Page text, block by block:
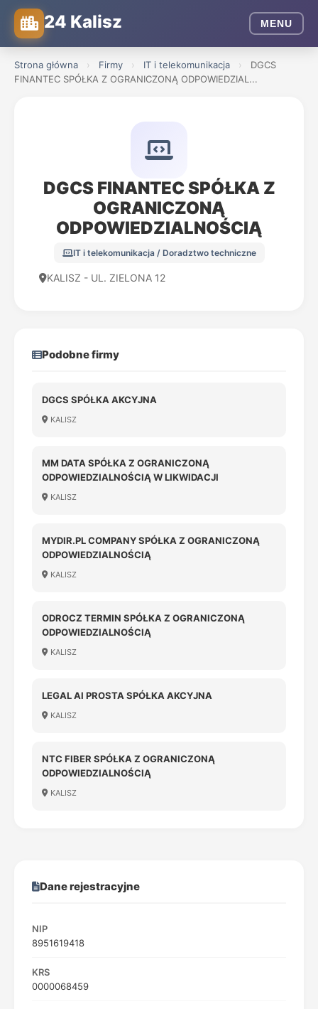
24 Kalisz MENU
Strona główna › Firmy › IT i telekomunikacja ›
DGCS
FINANTEC SPÓŁKA Z OGRANICZONĄ ODPOWIEDZIAL...
DGCS FINANTEC SPÓŁKA Z
OGRANICZONĄ
ODPOWIEDZIALNOŚCIĄ
IT i telekomunikacja / Doradztwo techniczne
KALISZ - UL. ZIELONA 12
Podobne firmy
DGCS SPÓŁKA AKCYJNA
KALISZ
MM DATA SPÓŁKA Z OGRANICZONĄ
ODPOWIEDZIALNOŚCIĄ W LIKWIDACJI
KALISZ
MYDIR.PL COMPANY SPÓŁKA Z OGRANICZONĄ
ODPOWIEDZIALNOŚCIĄ
KALISZ
ODROCZ TERMIN SPÓŁKA Z OGRANICZONĄ
ODPOWIEDZIALNOŚCIĄ
KALISZ
LEGAL AI PROSTA SPÓŁKA AKCYJNA
KALISZ
NTC FIBER SPÓŁKA Z OGRANICZONĄ
ODPOWIEDZIALNOŚCIĄ
KALISZ
Dane rejestracyjne
NIP
8951619418
KRS
0000068459